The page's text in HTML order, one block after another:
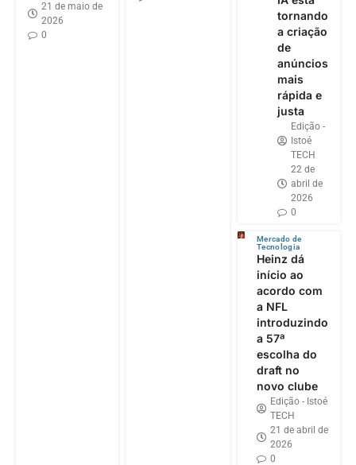
21 de maio de
2026
0
tornando
a criação
de
anúncios
mais
rápida e
justa
Edição -
Istoé
TECH
22 de
abril de
2026
0
Mercado de
Tecnologia
Heinz dá
início ao
acordo com
a NFL
introduzindo
a 57ª
escolha do
draft no
novo clube
Edição - Istoé
TECH
21 de abril de
2026
0